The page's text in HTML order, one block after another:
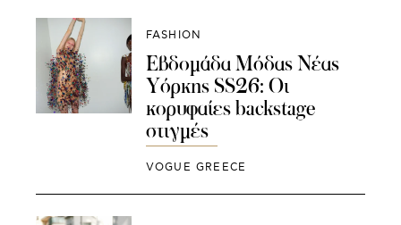
FASHION
Εβδομάδα Μόδας Νέας
Υόρκης SS26: Οι
κορυφαίες backstage
στιγμές
VOGUE GREECE